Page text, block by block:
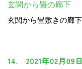
玄関から畳の廊下
玄関から畳敷きの廊
14. 2021年02月09日